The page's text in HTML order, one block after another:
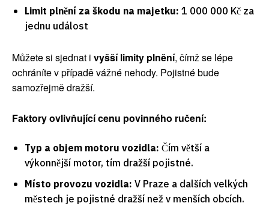
Limit plnění za škodu na majetku: 1 000 000 Kč za
jednu událost
Můžete si sjednat i vyšší limity plnění, čímž se lépe
ochráníte v případě vážné nehody. Pojistné bude
samozřejmě dražší.
Faktory ovlivňující cenu povinného ručení:
Typ a objem motoru vozidla: Čím větší a
výkonnější motor, tím dražší pojistné.
Místo provozu vozidla: V Praze a dalších velkých
městech je pojistné dražší než v menších obcích.